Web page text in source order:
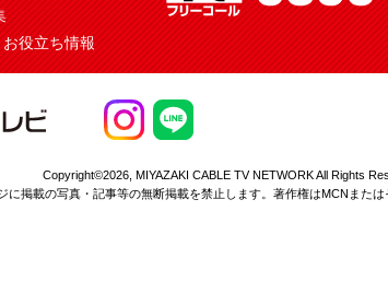
お役立ち情報
Copyright©2026, MIYAZAKI CABLE TV NETWORK All Rights
に掲載の写真・記事等の無断掲載を禁止します。著作権はMCNまたは